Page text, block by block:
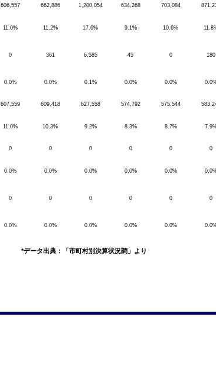
606,557 662,886 1,200,054 634,268 703,084
11.0% 11.2% 17.6% 9.1% 10.6%
0 361 6,585 45 0 180
0.0% 0.0% 0.1% 0.0% 0.0%
607,559 609,418 627,558 574,792 575,544
11.0% 10.3% 9.2% 8.3% 8.7%
0 0 0 0 0 0
0.0% 0.0% 0.0% 0.0% 0.0%
0 0 0 0 0 0
0.0% 0.0% 0.0% 0.0% 0.0%
*データ出典：「市町村別決算状況調」より